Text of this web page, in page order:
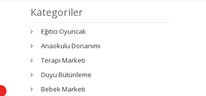
Kategoriler
Eğitici Oyuncak
Anaokulu Donanımı
Terapi Marketi
Duyu Bütünleme
Bebek Marketi